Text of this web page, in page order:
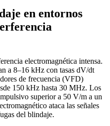
en entornos
electromagnética intensa.
a 8–16 kHz con tasas dV/dt
de frecuencia (VFD)
150 kHz hasta 30 MHz. Los
superior a 50 V/m a un
ataca las señales
del blindaje.